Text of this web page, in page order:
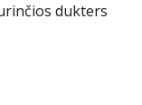
dukters